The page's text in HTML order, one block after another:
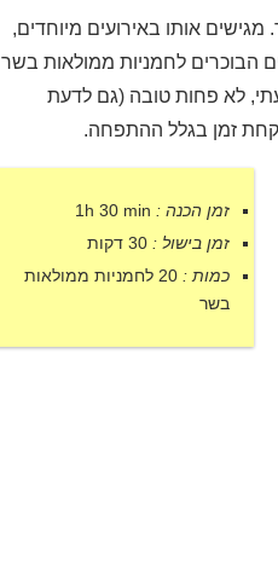
אותו באירועים מיוחדים,
הבוכרים לחמניות ממולאות בשר
לא פחות טובה (גם לדעת
זמן בגלל ההתפחה.
זמן הכנה : 1h 30 min
זמן בישול : 30 דקות
כמות :
20 לחמניות ממולאות
בשר